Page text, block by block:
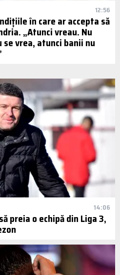
12:56
în care ar accepta să
„Atunci vreau. Nu
vrea, atunci banii nu
14:06
preia o echipă din Liga 3,